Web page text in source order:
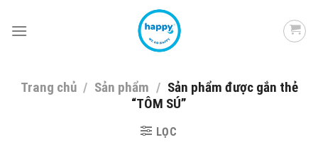
Trang chủ / Sản phẩm / Sản phẩm được gắn thẻ
“TÔM SÚ”
LỌC